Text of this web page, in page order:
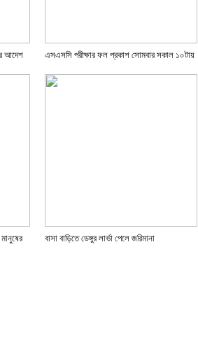
আদেশ এসএসসি পরীক্ষার ফল প্রকাশ সোমবার সকাল ১০টায়
বাসা বাড়িতে ডেঙ্গুর লার্ভা পেলে জরিমানা